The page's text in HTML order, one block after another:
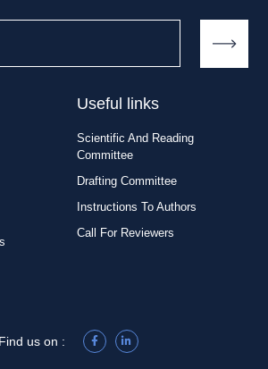
Useful links
Scientific And Reading
Committee
Drafting Committee
Instructions To Authors
Call For Reviewers
Find us on :